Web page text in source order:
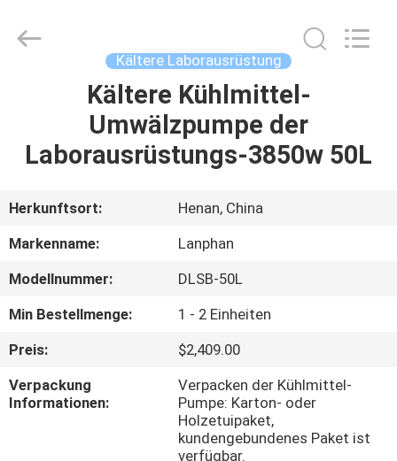
PRODUKTE
VIDEOS
UNS
FABRIK-
AUSFLUG
QUALITÄTSKONTROLLE
Co.,Ltd.
Kältere Laborausrüstung
Kältere Kühlmittel-
Umwälzpumpe der
Laborausrüstungs-3850w 50L
Herkunftsort:
Henan, China
Markenname:
Lanphan
Modellnummer:
DLSB-50L
Min Bestellmenge:
1 - 2 Einheiten
Preis:
$2,409.00
Verpackung
Informationen:
Verpacken der Kühlmittel-
Pumpe: Karton- oder
Holzetuipaket,
kundengebundenes Paket ist
verfügbar.